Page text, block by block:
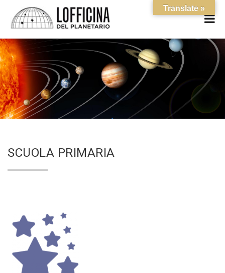
SCUOLA PRIMARIA
Translate »